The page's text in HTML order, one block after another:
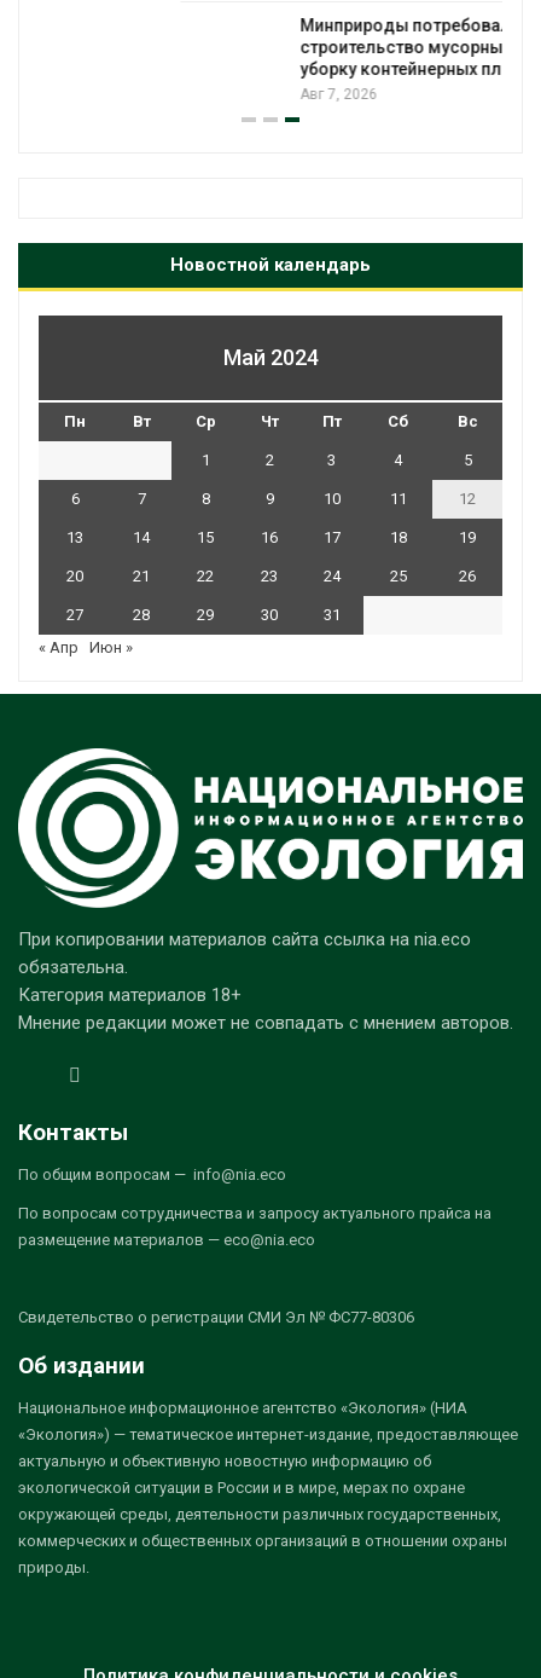
Минприроды потребовало ускорить
строительство мусорных объектов и
уборку контейнерных площадок
Новостной календарь
Май 2024
Пн Вт Ср Чт Пт Сб Вс
1 2 3 4 5
6 7 8 9 10 11 12
13 14 15 16 17 18 19
20 21 22 23 24 25 26
27 28 29 30
31
« Апр
Июн »
При копировании материалов сайта ссылка на nia.eco
обязательна.
Категория материалов 18+
Мнение редакции может не совпадать с мнением авторов.
Контакты
По общим вопросам — info@nia.eco
По вопросам сотрудничества и запросу актуального прайса на
размещение материалов — eco@nia.eco
Свидетельство о регистрации СМИ Эл № ФС77-80306
Об издании
Национальное информационное агентство «Экология» (НИА
«Экология») — тематическое интернет-издание, предоставляющее
актуальную и объективную новостную информацию об
экологической ситуации в России и в мире, мерах по охране
окружающей среды, деятельности различных государственных,
коммерческих и общественных организаций в отношении охраны
природы.